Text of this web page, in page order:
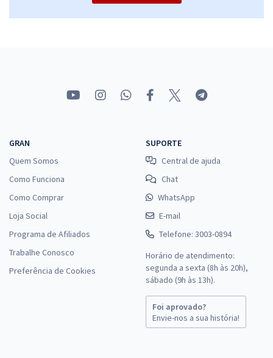
GRAN
Quem Somos
Como Funciona
Como Comprar
Loja Social
Programa de Afiliados
Trabalhe Conosco
Preferência de Cookies
SUPORTE
Central de ajuda
Chat
WhatsApp
E-mail
Telefone: 3003-0894
Horário de atendimento:
segunda a sexta (8h às 20h),
sábado (9h às 13h).
Foi aprovado?
Envie-nos a sua história!